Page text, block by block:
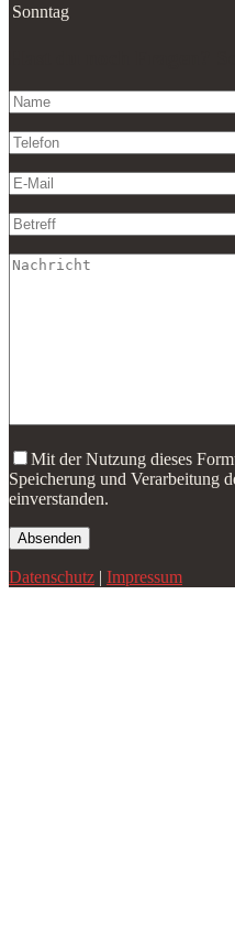
Sonntag
Mit der Nutzung dieses
Speicherung und Verarbeitung
einverstanden.
Datenschutz | Impressum